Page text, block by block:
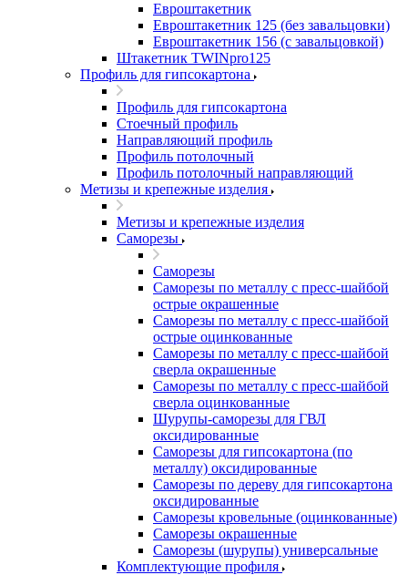
Евроштакетник
Евроштакетник 125 (без завальцовки)
Евроштакетник 156 (с завальцовкой)
Штакетник TWINpro125
Профиль для гипсокартона
Профиль для гипсокартона
Стоечный профиль
Направляющий профиль
Профиль потолочный
Профиль потолочный направляющий
Метизы и крепежные изделия
Метизы и крепежные изделия
Саморезы
Саморезы
Саморезы по металлу с пресс-шайбой
острые окрашенные
Саморезы по металлу с пресс-шайбой
острые оцинкованные
Саморезы по металлу с пресс-шайбой
сверла окрашенные
Саморезы по металлу с пресс-шайбой
сверла оцинкованные
Шурупы-саморезы для ГВЛ
оксидированные
Саморезы для гипсокартона (по
металлу) оксидированные
Саморезы по дереву для гипсокартона
оксидированные
Саморезы кровельные (оцинкованные)
Саморезы окрашенные
Саморезы (шурупы) универсальные
Комплектующие профиля